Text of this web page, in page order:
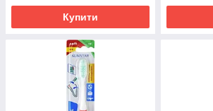
потреб
Щітки представлені
в кількох варіантах
за ступенем
жорсткості щетини
– дуже м'яка, м'яка,
середня, жорстка.
Діти з молочними
Купити